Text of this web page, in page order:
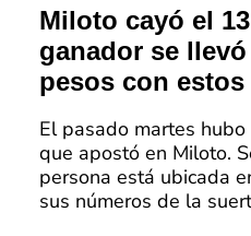
Miloto cayó el
ganador se
pesos con
El pasado martes
que apostó en Miloto.
persona está ubicada
sus números de la